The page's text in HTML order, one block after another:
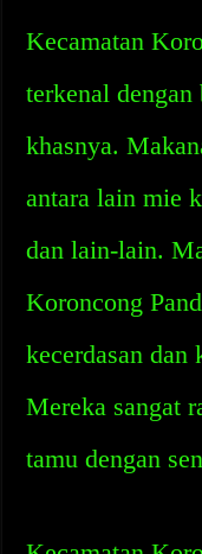
Kecamatan
terkenal dengan
khasnya.
antara lain mie
dan lain-lain.
Koroncong
kecerdasan
Mereka sangat
tamu dengan